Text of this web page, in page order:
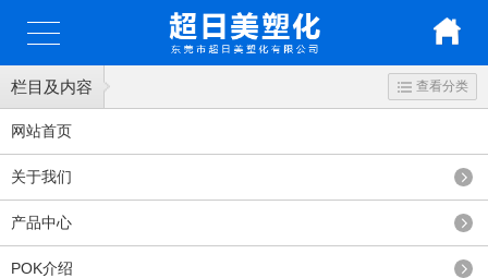
栏目及内容 查看分类
网站首页
关于我们
产品中心
POK介绍